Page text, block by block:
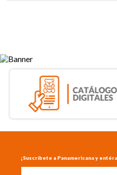
¡Suscríbete a Panamericana y